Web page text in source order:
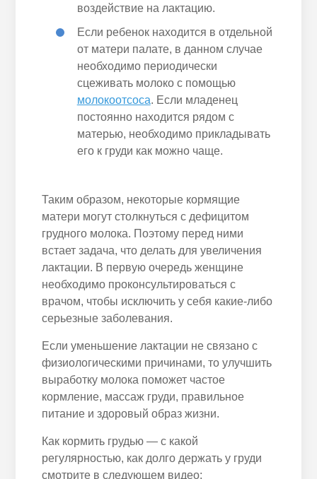
воздействие на лактацию.
Если ребенок находится в отдельной
от матери палате, в данном случае
необходимо периодически
сцеживать молоко с помощью
молокоотсоса. Если младенец
постоянно находится рядом с
матерью, необходимо прикладывать
его к груди как можно чаще.
Таким образом, некоторые кормящие
матери могут столкнуться с дефицитом
грудного молока. Поэтому перед ними
встает задача, что делать для увеличения
лактации. В первую очередь женщине
необходимо проконсультироваться с
врачом, чтобы исключить у себя какие-либо
серьезные заболевания.
Если уменьшение лактации не связано с
физиологическими причинами, то улучшить
выработку молока поможет частое
кормление, массаж груди, правильное
питание и здоровый образ жизни.
Как кормить грудью — с какой
регулярностью, как долго держать у груди
смотрите в следующем видео: